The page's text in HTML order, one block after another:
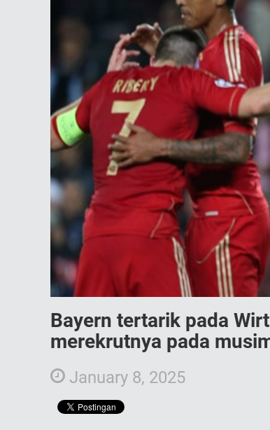
Bayern tertarik pada
merekrutnya pada
January 8, 2025